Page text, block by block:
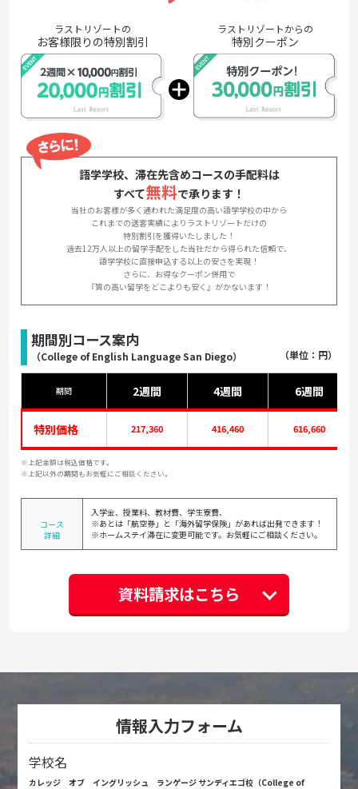
ラストリゾートの
お客様限りの特別割引
ラストリゾートからの
特別クーポン
語学学校、滞在先含めコースの手配料は
すべて無料で承ります！
当社のお客様が多く通われた満足度の高い語学学校の中から
これまでの送客実績によりラストリゾートだけの
特別割引を獲得いたしました！
過去12万人以上の留学手配をした当社だから得られた信頼で、
語学学校に直接申込する以上の安さを実現！
さらに、お得なクーポン併用で
『質の高い留学をどこよりも安く』がかないます！
期間別コース案内
（College of English Language San Diego） （単位：円）
期間 2週間 4週間 6週間
特別価格 217,360 416,460 616,660
※上記金額は税込価格です。
※上記以外の期間もお気軽にご相談ください。
コース
詳細
入学金、授業料、教材費、学生寮費、
※あとは「航空券」と「海外留学保険」があれば出発できます！
※ホームステイ滞在に変更可能です。お気軽にご相談ください。
資料請求はこちら
情報入力フォーム
学校名
カレッジ オブ イングリッシュ ランゲージ サンディエゴ校（College of